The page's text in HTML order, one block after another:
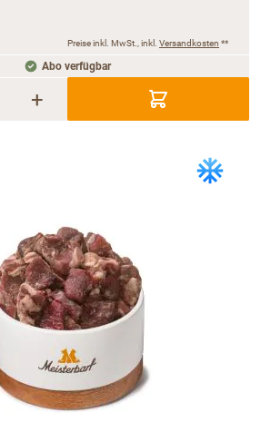
Preise inkl. MwSt., inkl. Versandkosten **
Abo verfügbar
+